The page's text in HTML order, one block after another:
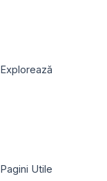
Explorează
Pagini Utile